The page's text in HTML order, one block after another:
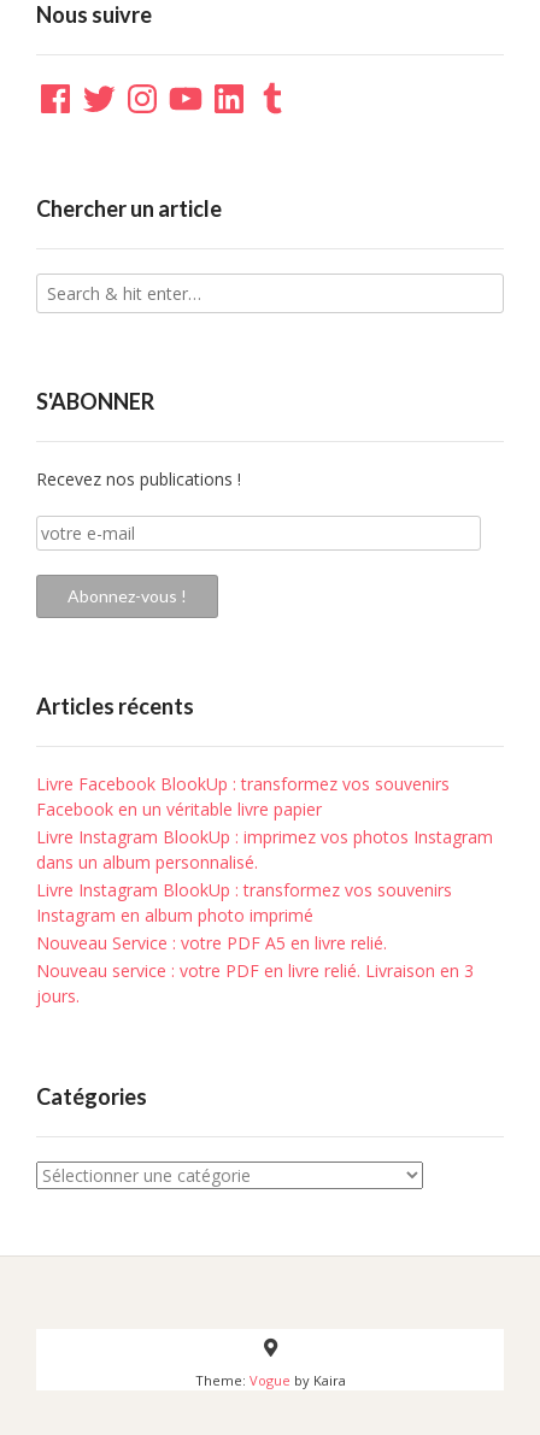
Nous suivre
Facebook
TwitterInstagramYouTubeLinkedInTumblr
Chercher un article
S'ABONNER
Recevez nos publications !
votre
e-
mail
Abonnez-vous !
Articles récents
Livre Facebook BlookUp : transformez vos souvenirs
Facebook en un véritable livre papier
Livre Instagram BlookUp : imprimez vos photos Instagram
dans un album personnalisé.
Livre Instagram BlookUp : transformez vos souvenirs
Instagram en album photo imprimé
Nouveau Service : votre PDF A5 en livre relié.
Nouveau service : votre PDF en livre relié. Livraison en 3
jours.
Catégories
Catégories
Theme: Vogue by Kaira